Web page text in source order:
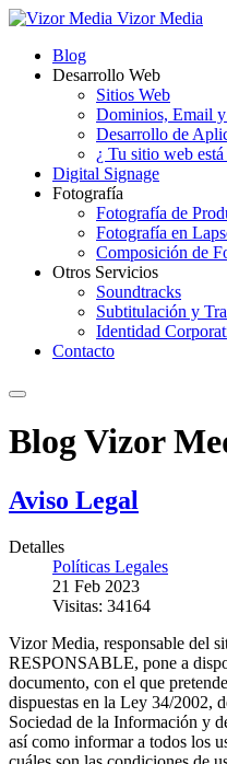
Vizor Media
Blog
Desarrollo Web
Sitios Web
Dominios, Email
Desarrollo de
¿ Tu sitio web
Digital Signage
Fotografía
Fotografía de
Fotografía en
Composición de
Otros Servicios
Soundtracks
Subtitulación y
Identidad
Contacto
Blog Vizor
Aviso Legal
Detalles
Políticas Legales
21 Feb 2023
Visitas: 34164
Vizor Media, responsable del
RESPONSABLE, pone a
documento, con el que
dispuestas en la Ley 34/2002,
Sociedad de la Información y
así como informar a todos los